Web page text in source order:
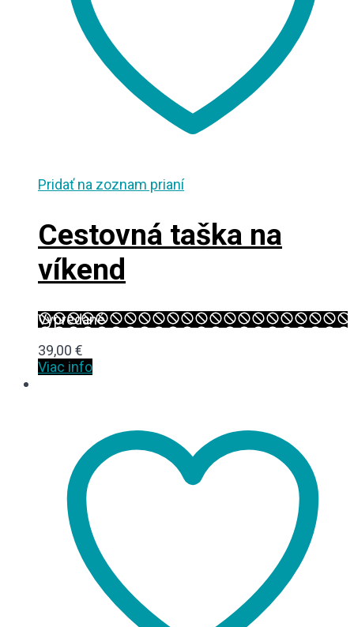
Pridať na zoznam prianí
Cestovná taška na
víkend
Vypredané
39,00 €
Viac info